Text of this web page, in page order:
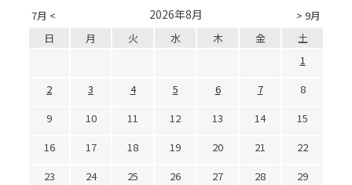
7月 < > 9月
2026年8月
日 月 火 水 木 金
土
1
2
3 4 5 6 7
8
9
10 11 12 13 14
15
16
17 18 19 20 21
22
23
24 25 26 27 28
29